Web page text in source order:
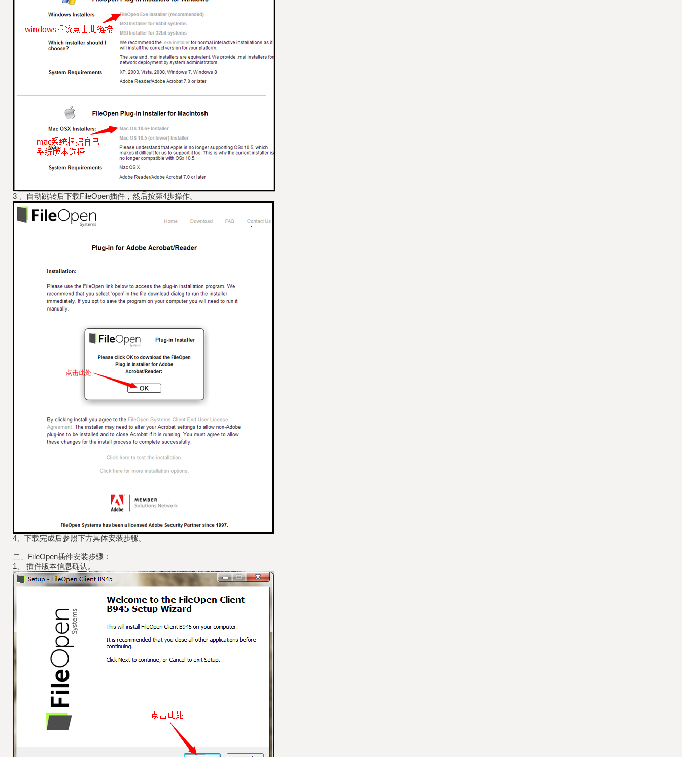
3 、自动跳转后下载FileOpen插件，然后按第4歩操作。
4、下载完成后参照下方具体安装步骤。
二、FileOpen插件安装步骤：
1、 插件版本信息确认。